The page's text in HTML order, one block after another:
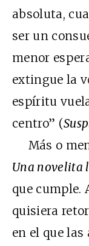
absoluta,
ser un
menor
extingue la
espíritu
centro” (
Más o
Una novelita
que cumple.
quisiera
en el que